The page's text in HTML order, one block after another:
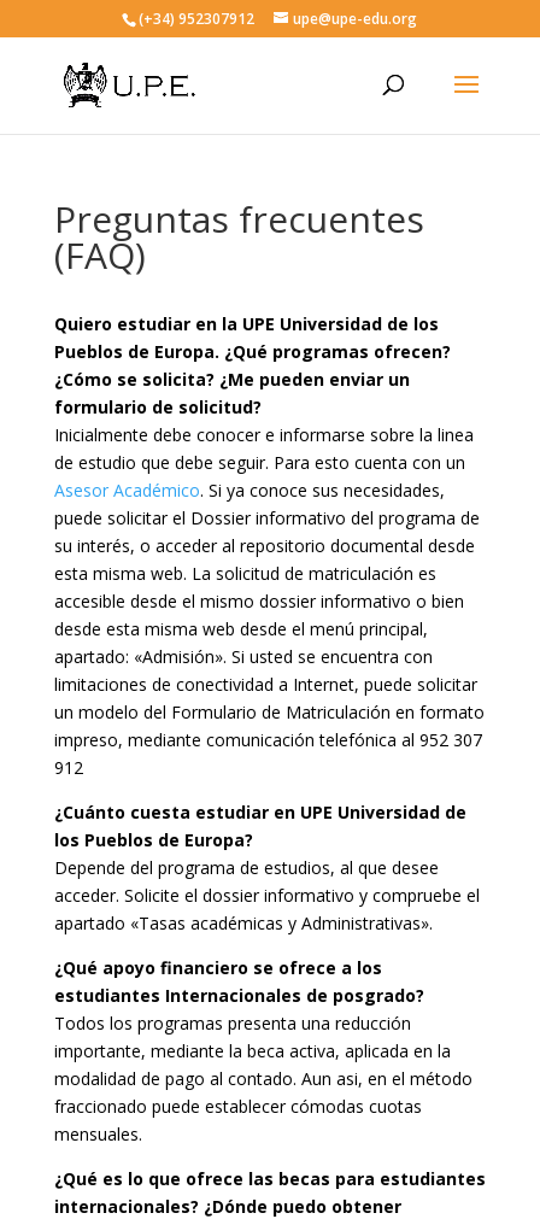
(+34) 952307912 upe@upe-edu.org
Preguntas frecuentes
(FAQ)
Quiero estudiar en la UPE Universidad de los
Pueblos de Europa. ¿Qué programas ofrecen?
¿Cómo se solicita? ¿Me pueden enviar un
formulario de solicitud?
Inicialmente debe conocer e informarse sobre la linea
de estudio que debe seguir. Para esto cuenta con un
Asesor Académico. Si ya conoce sus necesidades,
puede solicitar el Dossier informativo del programa de
su interés, o acceder al repositorio documental desde
esta misma web. La solicitud de matriculación es
accesible desde el mismo dossier informativo o bien
desde esta misma web desde el menú principal,
apartado: «Admisión». Si usted se encuentra con
limitaciones de conectividad a Internet, puede solicitar
un modelo del Formulario de Matriculación en formato
impreso, mediante comunicación telefónica al 952 307
912
¿Cuánto cuesta estudiar en UPE Universidad de
los Pueblos de Europa?
Depende del programa de estudios, al que desee
acceder. Solicite el dossier informativo y compruebe el
apartado «Tasas académicas y Administrativas».
¿Qué apoyo financiero se ofrece a los
estudiantes Internacionales de posgrado?
Todos los programas presenta una reducción
importante, mediante la beca activa, aplicada en la
modalidad de pago al contado. Aun asi, en el método
fraccionado puede establecer cómodas cuotas
mensuales.
¿Qué es lo que ofrece las becas para estudiantes
internacionales? ¿Dónde puedo obtener